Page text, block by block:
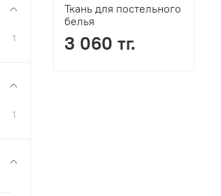
Ткань для постельного
белья
3 060 тг.
1
1